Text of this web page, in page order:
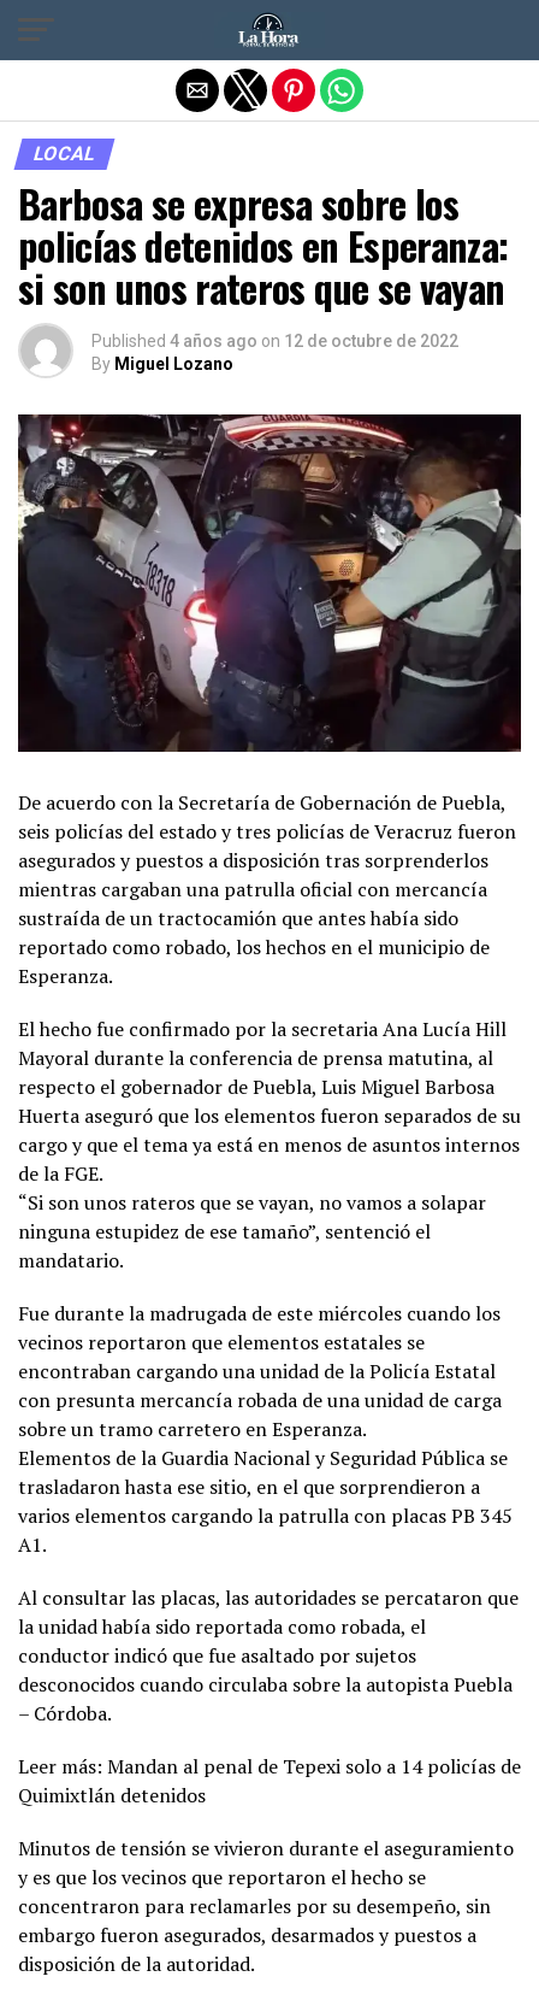
LOCAL
Barbosa se expresa sobre los
policías detenidos en Esperanza:
si son unos rateros que se vayan
Published 4 años ago on 12 de octubre de 2022
By Miguel Lozano
De acuerdo con la Secretaría de Gobernación de Puebla,
seis policías del estado y tres policías de Veracruz fueron
asegurados y puestos a disposición tras sorprenderlos
mientras cargaban una patrulla oficial con mercancía
sustraída de un tractocamión que antes había sido
reportado como robado, los hechos en el municipio de
Esperanza.
El hecho fue confirmado por la secretaria Ana Lucía Hill
Mayoral durante la conferencia de prensa matutina, al
respecto el gobernador de Puebla, Luis Miguel Barbosa
Huerta aseguró que los elementos fueron separados de su
cargo y que el tema ya está en menos de asuntos internos
de la FGE.
“Si son unos rateros que se vayan, no vamos a solapar
ninguna estupidez de ese tamaño”, sentenció el
mandatario.
Fue durante la madrugada de este miércoles cuando los
vecinos reportaron que elementos estatales se
encontraban cargando una unidad de la Policía Estatal
con presunta mercancía robada de una unidad de carga
sobre un tramo carretero en Esperanza.
Elementos de la Guardia Nacional y Seguridad Pública se
trasladaron hasta ese sitio, en el que sorprendieron a
varios elementos cargando la patrulla con placas PB 345
A1.
Al consultar las placas, las autoridades se percataron que
la unidad había sido reportada como robada, el
conductor indicó que fue asaltado por sujetos
desconocidos cuando circulaba sobre la autopista Puebla
– Córdoba.
Leer más: Mandan al penal de Tepexi solo a 14 policías de
Quimixtlán detenidos
Minutos de tensión se vivieron durante el aseguramiento
y es que los vecinos que reportaron el hecho se
concentraron para reclamarles por su desempeño, sin
embargo fueron asegurados, desarmados y puestos a
disposición de la autoridad.
Salir de la versión móvil